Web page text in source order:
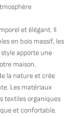
et élégant. Il
en bois massif, les
apporte une
maison.
la nature et crée
Les matériaux
textiles organiques
et confortable.